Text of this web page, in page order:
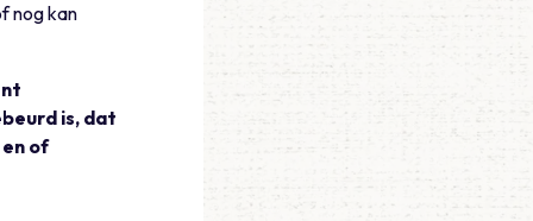
nog kan
is, dat
of